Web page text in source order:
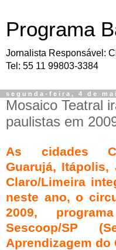
Programa
Jornalista Responsável:
Tel: 55 11 99803-3384
segunda-feira, 4 de
Mosaico Teatral
paulistas em
As cidades
Guarujá,
Claro/Limeira
neste ano, o
2009,
Sescoop/SP
Aprendizagem do